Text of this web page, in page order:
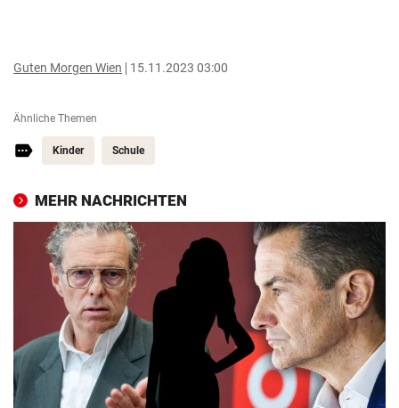
Guten Morgen Wien 15.11.2023 03:00
Ähnliche Themen
Kinder Schule
MEHR NACHRICHTEN